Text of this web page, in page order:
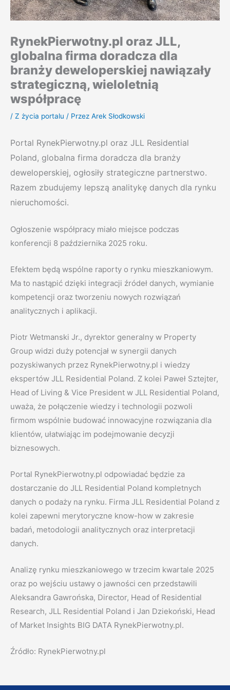
RynekPierwotny.pl oraz JLL,
globalna firma doradcza dla
branży deweloperskiej nawiązały
strategiczną, wieloletnią
współpracę
/ Z życia portalu / Przez Arek Słodkowski
Portal RynekPierwotny.pl oraz JLL Residential
Poland, globalna firma doradcza dla branży
deweloperskiej, ogłosiły strategiczne partnerstwo.
Razem zbudujemy lepszą analitykę danych dla rynku
nieruchomości.
Ogłoszenie współpracy miało miejsce podczas
konferencji 8 października 2025 roku.
Efektem będą wspólne raporty o rynku mieszkaniowym.
Ma to nastąpić dzięki integracji źródeł danych, wymianie
kompetencji oraz tworzeniu nowych rozwiązań
analitycznych i aplikacji.
Piotr Wetmanski Jr., dyrektor generalny w Property
Group widzi duży potencjał w synergii danych
pozyskiwanych przez RynekPierwotny.pl i wiedzy
ekspertów JLL Residential Poland. Z kolei Paweł Sztejter,
Head of Living & Vice President w JLL Residential Poland,
uważa, że połączenie wiedzy i technologii pozwoli
firmom wspólnie budować innowacyjne rozwiązania dla
klientów, ułatwiając im podejmowanie decyzji
biznesowych.
Portal RynekPierwotny.pl odpowiadać będzie za
dostarczanie do JLL Residential Poland kompletnych
danych o podaży na rynku. Firma JLL Residential Poland z
kolei zapewni merytoryczne know-how w zakresie
badań, metodologii analitycznych oraz interpretacji
danych.
Analizę rynku mieszkaniowego w trzecim kwartale 2025
oraz po wejściu ustawy o jawności cen przedstawili
Aleksandra Gawrońska, Director, Head of Residential
Research, JLL Residential Poland i Jan Dziekoński, Head
of Market Insights BIG DATA RynekPierwotny.pl.
Źródło: RynekPierwotny.pl